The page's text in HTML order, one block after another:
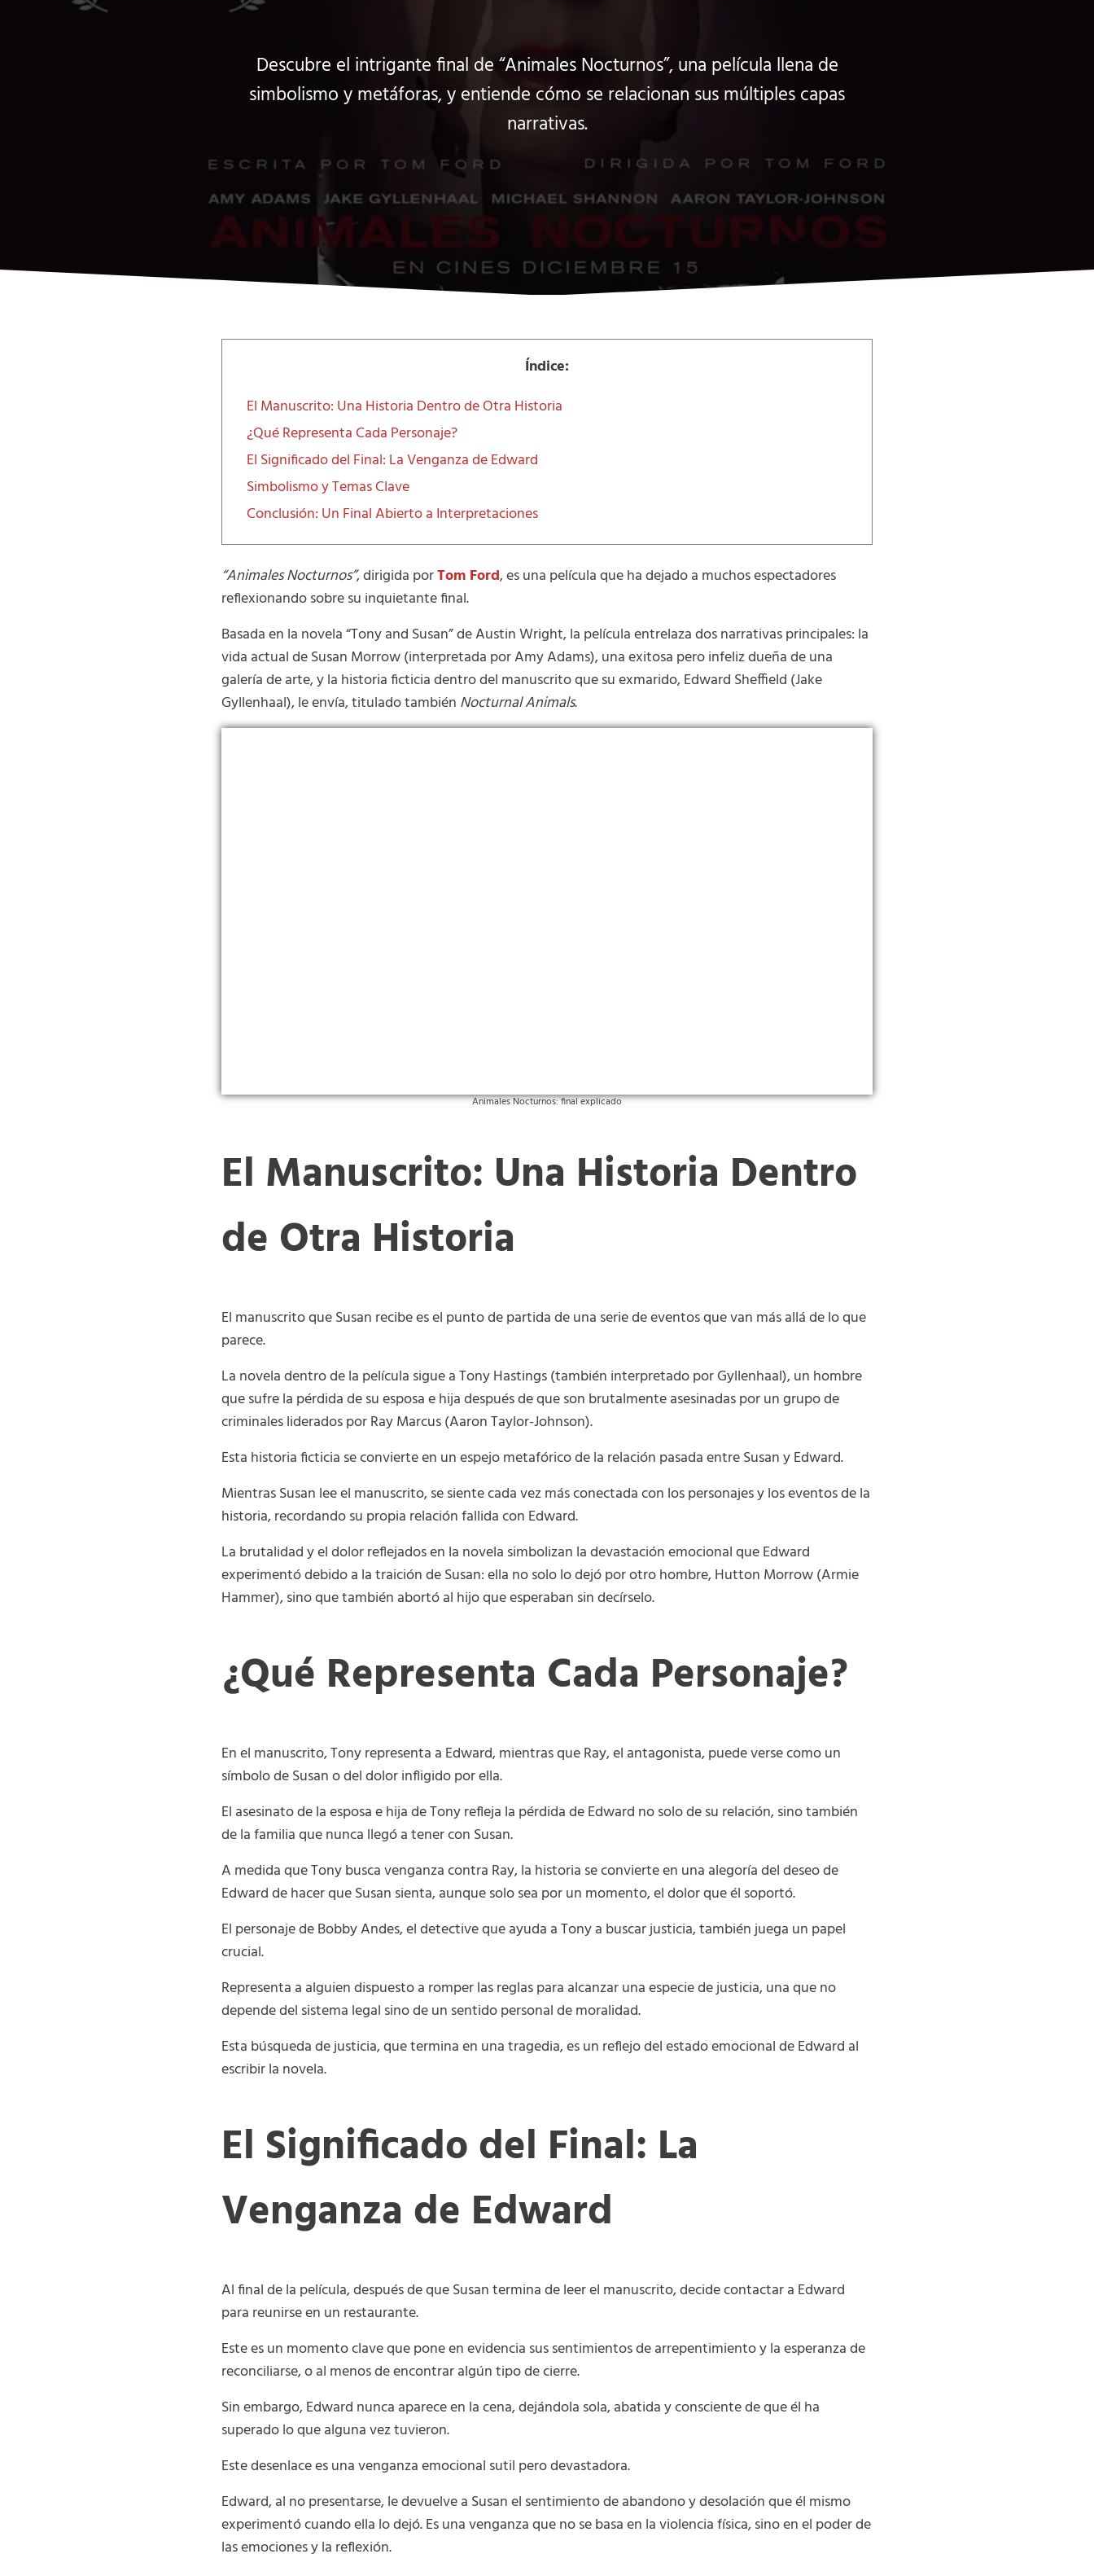
Descubre el intrigante final de “Animales Nocturnos”, una película llena de
simbolismo y metáforas, y entiende cómo se relacionan sus múltiples capas
narrativas.
Índice:
El Manuscrito: Una Historia Dentro de Otra Historia
¿Qué Representa Cada Personaje?
El Significado del Final: La Venganza de Edward
Simbolismo y Temas Clave
Conclusión: Un Final Abierto a Interpretaciones
“Animales Nocturnos”, dirigida porTom Ford, es una película que ha dejado a muchos espectadores
reflexionando sobre su inquietante final.
Basada en la novela “Tony and Susan” de Austin Wright, la película entrelaza dos narrativas principales: la
vida actual de Susan Morrow (interpretada por Amy Adams), una exitosa pero infeliz dueña de una
galería de arte, y la historia ficticia dentro del manuscrito que su exmarido, Edward Sheffield (Jake
Gyllenhaal), le envía, titulado también Nocturnal Animals.
Animales Nocturnos: final explicado
El Manuscrito: Una Historia Dentro
de Otra Historia
El manuscrito que Susan recibe es el punto de partida de una serie de eventos que van más allá de lo que
parece.
La novela dentro de la película sigue a Tony Hastings (también interpretado por Gyllenhaal), un hombre
que sufre la pérdida de su esposa e hija después de que son brutalmente asesinadas por un grupo de
criminales liderados por Ray Marcus (Aaron Taylor-Johnson).
Esta historia ficticia se convierte en un espejo metafórico de la relación pasada entre Susan y Edward.
Mientras Susan lee el manuscrito, se siente cada vez más conectada con los personajes y los eventos de la
historia, recordando su propia relación fallida con Edward.
La brutalidad y el dolor reflejados en la novela simbolizan la devastación emocional que Edward
experimentó debido a la traición de Susan: ella no solo lo dejó por otro hombre, Hutton Morrow (Armie
Hammer), sino que también abortó al hijo que esperaban sin decírselo.
¿Qué Representa Cada Personaje?
En el manuscrito, Tony representa a Edward, mientras que Ray, el antagonista, puede verse como un
símbolo de Susan o del dolor infligido por ella.
El asesinato de la esposa e hija de Tony refleja la pérdida de Edward no solo de su relación, sino también
de la familia que nunca llegó a tener con Susan.
A medida que Tony busca venganza contra Ray, la historia se convierte en una alegoría del deseo de
Edward de hacer que Susan sienta, aunque solo sea por un momento, el dolor que él soportó.
El personaje de Bobby Andes, el detective que ayuda a Tony a buscar justicia, también juega un papel
crucial.
Representa a alguien dispuesto a romper las reglas para alcanzar una especie de justicia, una que no
depende del sistema legal sino de un sentido personal de moralidad.
Esta búsqueda de justicia, que termina en una tragedia, es un reflejo del estado emocional de Edward al
escribir la novela.
El Significado del Final: La
Venganza de Edward
Al final de la película, después de que Susan termina de leer el manuscrito, decide contactar a Edward
para reunirse en un restaurante.
Este es un momento clave que pone en evidencia sus sentimientos de arrepentimiento y la esperanza de
reconciliarse, o al menos de encontrar algún tipo de cierre.
Sin embargo, Edward nunca aparece en la cena, dejándola sola, abatida y consciente de que él ha
superado lo que alguna vez tuvieron.
Este desenlace es una venganza emocional sutil pero devastadora.
Edward, al no presentarse, le devuelve a Susan el sentimiento de abandono y desolación que él mismo
experimentó cuando ella lo dejó. Es una venganza que no se basa en la violencia física, sino en el poder de
las emociones y la reflexión.